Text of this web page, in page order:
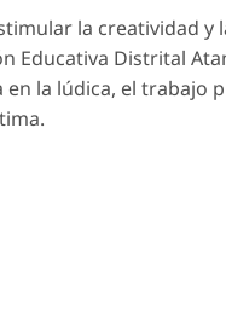
la creatividad y
Educativa Distrital
la lúdica, el trabajo